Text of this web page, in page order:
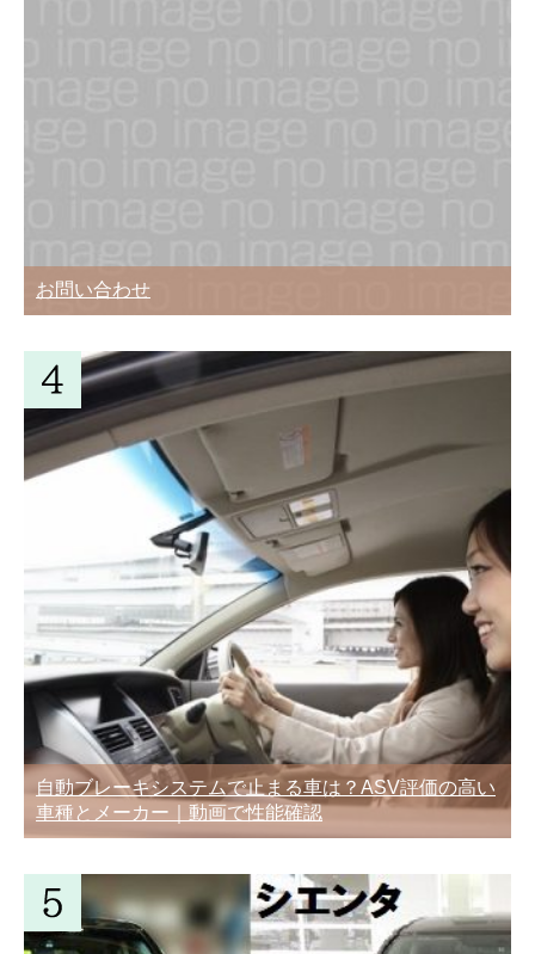
お問い合わせ
自動ブレーキシステムで止まる車は？ASV評価の高い
車種とメーカー｜動画で性能確認